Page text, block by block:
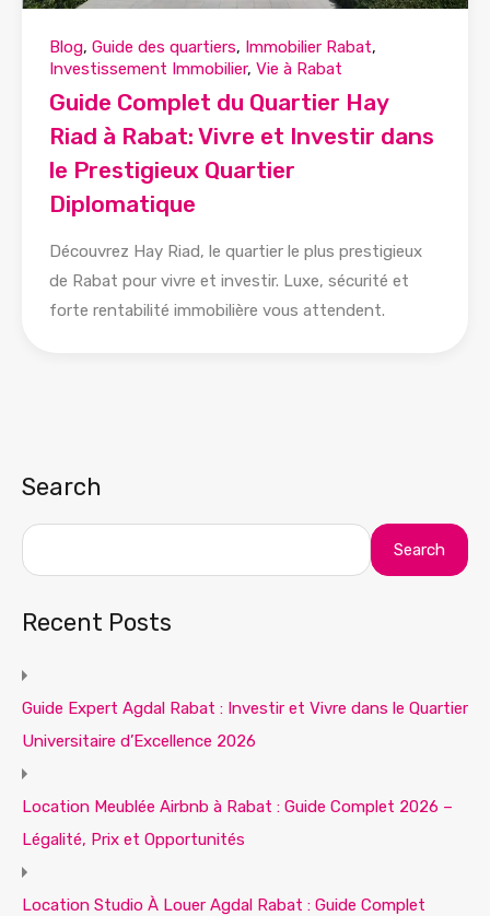
Blog, Guide des quartiers, Immobilier Rabat,
Investissement Immobilier, Vie à Rabat
Guide Complet du Quartier Hay
Riad à Rabat: Vivre et Investir dans
le Prestigieux Quartier
Diplomatique
Découvrez Hay Riad, le quartier le plus prestigieux
de Rabat pour vivre et investir. Luxe, sécurité et
forte rentabilité immobilière vous attendent.
Search
Search
Recent Posts
Guide Expert Agdal Rabat : Investir et Vivre dans le Quartier
Universitaire d’Excellence 2026
Location Meublée Airbnb à Rabat : Guide Complet 2026 –
Légalité, Prix et Opportunités
Location Studio À Louer Agdal Rabat : Guide Complet